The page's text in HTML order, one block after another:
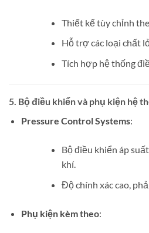
Thiết kế tùy chỉnh
Hỗ trợ các loại chất
Tích hợp hệ thống
5. Bộ điều khiển và phụ kiện hệ
Pressure Control Systems:
Bộ điều khiển áp
khí.
Độ chính xác cao,
Phụ kiện kèm theo: